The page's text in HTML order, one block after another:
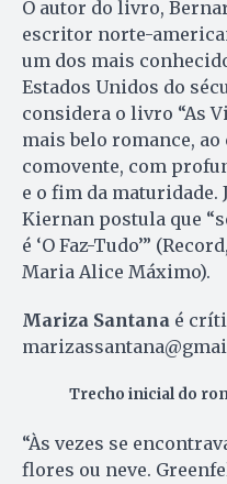
O autor do livro,
escritor norte-
um dos mais
Estados Unidos do
considera o livro “As
mais belo romance,
comovente, com
e o fim da maturidade.
Kiernan postula que
é ‘O Faz-Tudo’”
Maria Alice Máximo).
Mariza Santana é
Trecho inicial do
“Às vezes se
flores ou neve.